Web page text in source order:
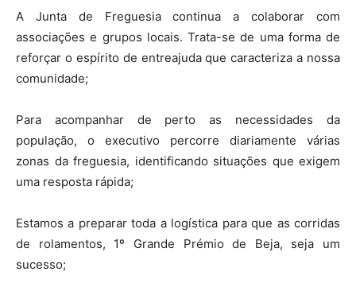
A Junta de Freguesia continua a colaborar com
associações e grupos locais. Trata-se de uma forma de
reforçar o espírito de entreajuda que caracteriza a nossa
comunidade;
Para acompanhar de perto as necessidades da
população, o executivo percorre diariamente várias
zonas da freguesia, identificando situações que exigem
uma resposta rápida;
Estamos a preparar toda a logística para que as corridas
de rolamentos, 1º Grande Prémio de Beja, seja um
sucesso;